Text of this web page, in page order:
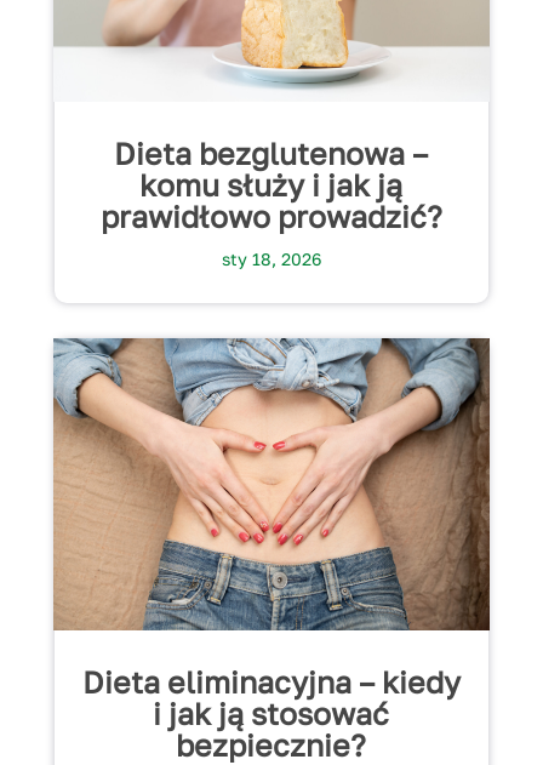
Dieta bezglutenowa –
komu służy i jak ją
prawidłowo prowadzić?
sty 18, 2026
Dieta eliminacyjna – kiedy
i jak ją stosować
bezpiecznie?